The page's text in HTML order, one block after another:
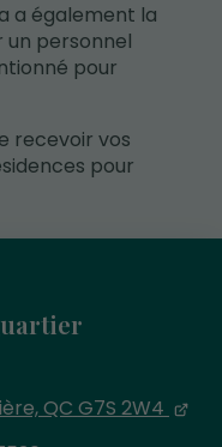
a également la
personnel
pour
recevoir vos
pour
QC G7S 2W4